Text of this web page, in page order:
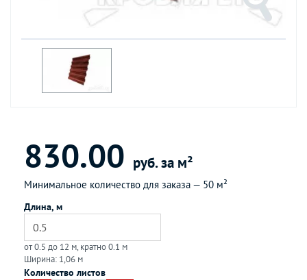
830.00 руб. за м²
Минимальное количество для заказа — 50 м²
Длина, м
от 0.5 до 12 м, кратно 0.1 м
Ширина: 1,06 м
Количество листов